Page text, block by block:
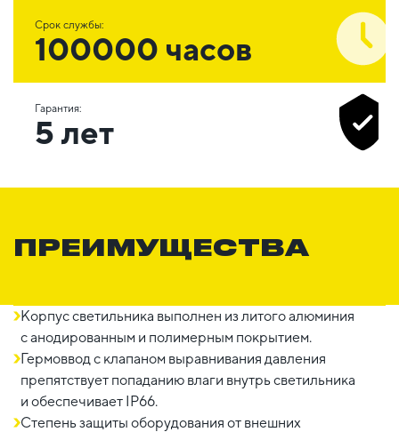
Срок службы:
100000 часов
Гарантия:
5 лет
ПРЕИМУЩЕСТВА
Корпус светильника выполнен из литого алюминия
c анодированным и полимерным покрытием.
Гермоввод с клапаном выравнивания давления
препятствует попаданию влаги внутрь светильника
и обеспечивает IP66.
Степень защиты оборудования от внешних